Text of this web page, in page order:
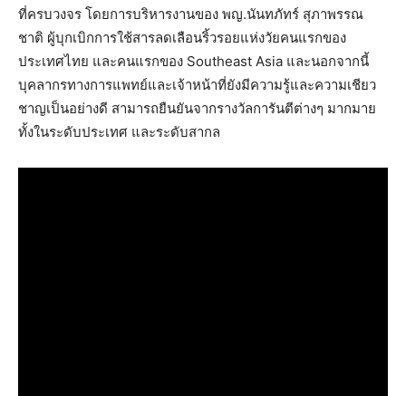
ที่ครบวงจร โดยการบริหารงานของ พญ.นันทภัทร์ สุภาพรรณ
ชาติ ผู้บุกเบิกการใช้สารลดเลือนริ้วรอยแห่งวัยคนแรกของ
ประเทศไทย และคนแรกของ Southeast Asia และนอกจากนี้
บุคลากรทางการแพทย์และเจ้าหน้าที่ยังมีความรู้และความเชียว
ชาญเป็นอย่างดี สามารถยืนยันจากรางวัลการันตีต่างๆ มากมาย
ทั้งในระดับประเทศ และระดับสากล